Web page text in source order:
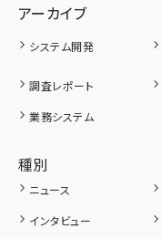
アーカイブ
システム開発
調査レポート
業務システム
種別
ニュース
インタビュー